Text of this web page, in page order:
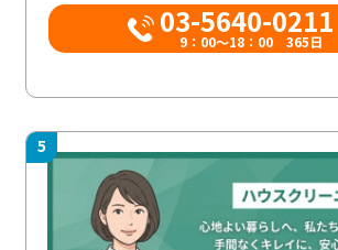
03-5640-0211
9：00～18：00 365日
5